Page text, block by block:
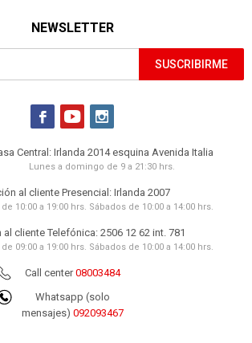
NEWSLETTER
SUSCRIBIRME
  
Central: Irlanda 2014 esquina Avenida Italia
Lunes a domingo de 9 a 21:30 hrs.
al cliente Presencial: Irlanda 2007
10:00 a 19:00 hrs. Sábados de 10:00 a 14:00 hrs.
cliente Telefónica: 2506 12 62 int. 781
09:00 a 19:00 hrs. Sábados de 10:00 a 14:00 hrs.
Call center08003484
Whatsapp (solo
mensajes) 092093467